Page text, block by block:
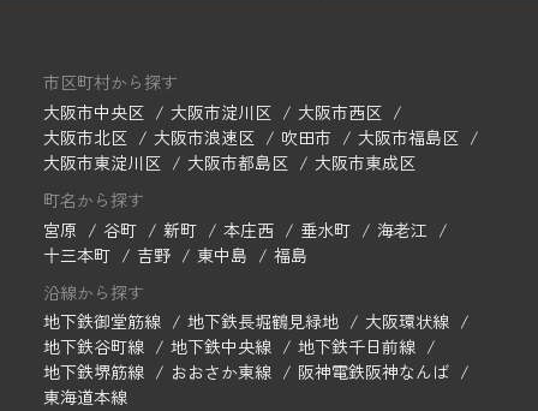
市区町村から探す
大阪市中央区
大阪市淀川区
大阪市西区
大阪市北区
大阪市浪速区 吹田市
大阪市福島区
大阪市東淀川区
大阪市都島区
大阪市東成区
町名から探す
宮原
谷町 新町 本庄西 垂水町
海老江
十三本町
吉野 東中島
福島
沿線から探す
地下鉄御堂筋線
地下鉄長堀鶴見緑地
大阪環状線
地下鉄谷町線
地下鉄中央線
地下鉄千日前線
地下鉄堺筋線
おおさか東線
阪神電鉄阪神なんば
東海道本線